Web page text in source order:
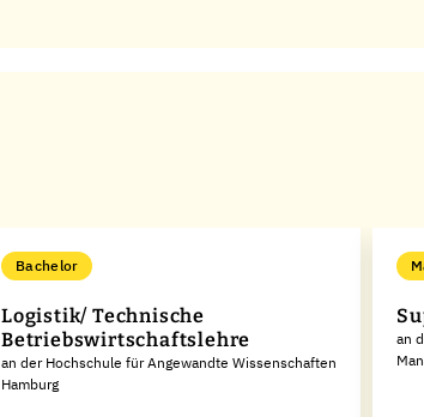
Bachelor
Logistik/ Technische
Betriebswirtschaftslehre
an der Hochschule für Angewandte Wissenschaften
Hamburg
an